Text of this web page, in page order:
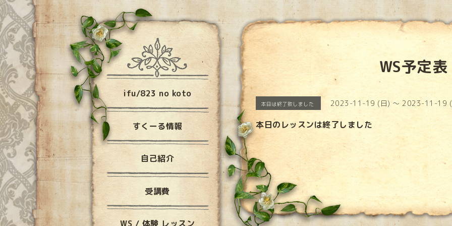
WS予定表
本日は終了致しました 2023-11-19 (日) ～ 2023-11-19
本日のレッスンは終了しました
ifu/823 no koto
すくーる情報
自己紹介
受講費
WS / 体験 レッスン